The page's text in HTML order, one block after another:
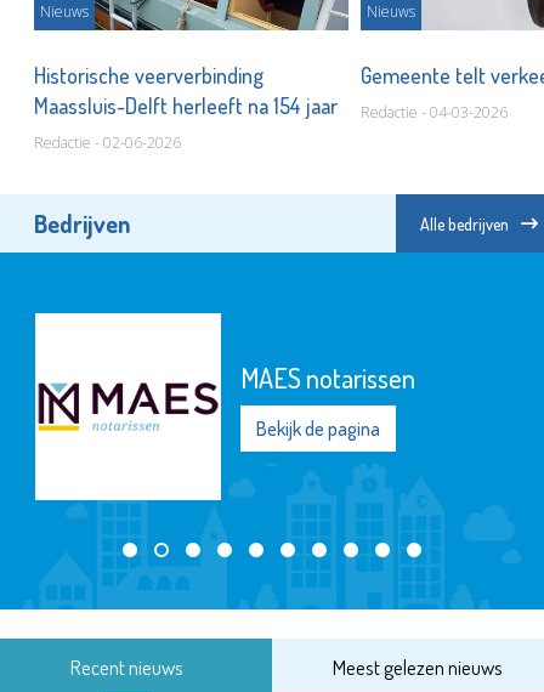
Nieuws
Historische veerverbinding
Maassluis-Delft herleeft na 154 jaar
Redactie - 02-06-2026
Nieuws
Gemeente telt
Redactie - 04-03-2026
Bedrijven Alle bedrijven
MAES notarissen
Bekijk de pagina
Recent nieuws Meest gelezen nieuws